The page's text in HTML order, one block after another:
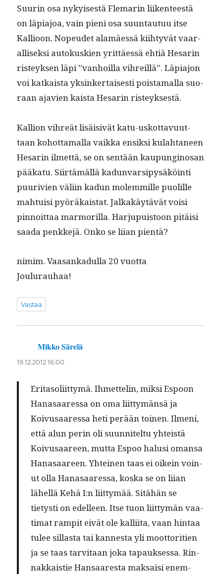
Suurin osa nykyis­es­tä Fle­marin liiken­teestä
on läpi­a­joa, vain pieni osa suun­tau­tuu itse
Kallioon. Nopeudet alamäessä kiihtyvät vaar­
al­lisek­si autokuskien yrit­täessä ehtiä Hesarin
risteyk­sen läpi ”van­hoil­la vihreil­lä”. Läpi­a­jon
voi katkaista yksinker­tais­es­ti pois­ta­mal­la suo­
raan ajavien kaista Hesarin risteyksestä.
Kallion vihreät lisäi­sivät katu-uskot­tavu­ut­
taan kohot­ta­mal­la vaik­ka ensik­si kulah­ta­neen
Hesarin ilmet­tä, se on sen­tään kaupungi­nosan
pääkatu. Siirtämäl­lä kadun­var­sipysäköin­ti
puuriv­ien väli­in kadun molem­mille puo­lille
mah­tu­isi pyöräkai­stat. Jalka­käytävät voisi
pin­noit­taa mar­mo­ril­la. Har­jupuis­toon pitäisi
saa­da penkke­jä. Onko se liian pientä?
nim­im. Vaasankadul­la 20 vuotta
Joulurauhaa!
Vastaa
Mikko Särelä
19.12.2012 16:00
Eri­ta­soli­it­tymä. Ihmettelin, mik­si Espoon
Hanasaa­res­sa on oma liit­tymän­sä ja
Koivusaa­res­sa heti perään toinen. Ilmeni,
että alun perin oli suun­nitel­tu yhteistä
Koivusaa­reen, mut­ta Espoo halusi omansa
Hanasaa­reen. Yhteinen taas ei oikein voin­
ut olla Hanasaa­res­sa, kos­ka se on liian
lähel­lä Kehä I:n liit­tymää. Sitähän se
tietysti on edelleen. Itse tuon liit­tymän vaa­
ti­mat rampit eivät ole kalli­ita, vaan hin­taa
tulee sil­las­ta tai kannes­ta yli moot­tori­tien
ja se taas tarvi­taan joka tapauk­ses­sa. Rin­
nakkaistie Hansaares­ta mak­saisi enem­